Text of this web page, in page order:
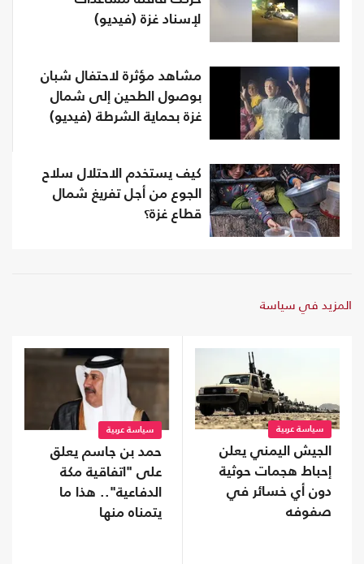
لإسناد غزة (فيديو)
مشاهد مؤثرة لاحتفال شبان
بوصول الطحين إلى شمال
غزة بحماية الشرطة (فيديو)
كيف يستخدم الاحتلال سلاح
الجوع من أجل تفريغ شمال
قطاع غزة؟
المزيد في سياسة
سياسة عربية
الجيش اليمني يعلن
إحباط هجمات حوثية
دون أي خسائر في
صفوفه
سياسة عربية
حمد بن جاسم يعلق
على "اتفاقية مكة
الدفاعية".. هذا ما
يتمناه منها